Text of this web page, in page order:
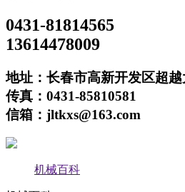
0431-81814565
13614478009
地址：长春市高新开发区超
传真：0431-85810581
信箱：jltkxs@163.com
机械百科